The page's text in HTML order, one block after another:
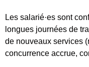
Les salarié·es sont
longues journées de
de nouveaux services
concurrence accrue,